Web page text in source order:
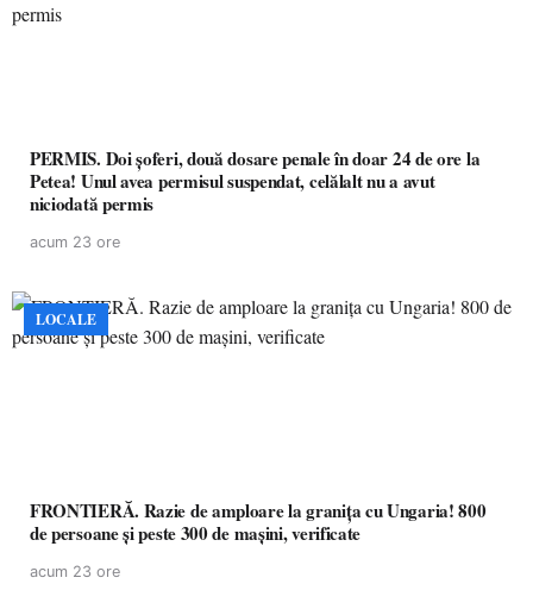
PERMIS. Doi șoferi, două dosare penale în doar 24 de ore la
Petea! Unul avea permisul suspendat, celălalt nu a avut
niciodată permis
acum 23 ore
LOCALE
FRONTIERĂ. Razie de amploare la granița cu Ungaria! 800
de persoane și peste 300 de mașini, verificate
acum 23 ore